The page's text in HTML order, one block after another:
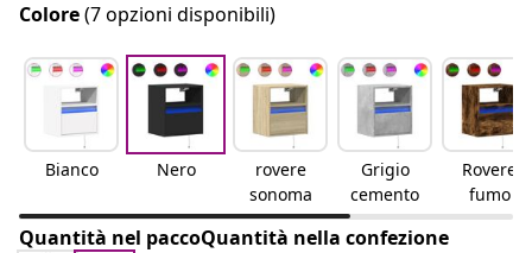
Colore(7 opzioni disponibili)
Bianco Nero
rovere
sonoma
Grigio
cemento
Rovere
fumo
Quantità nel paccoQuantità nella confezione